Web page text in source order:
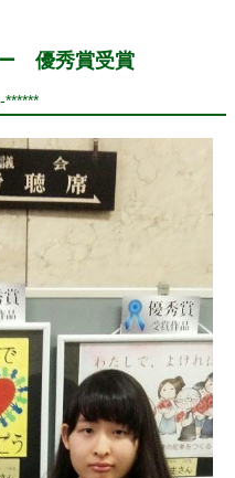
優秀賞受賞